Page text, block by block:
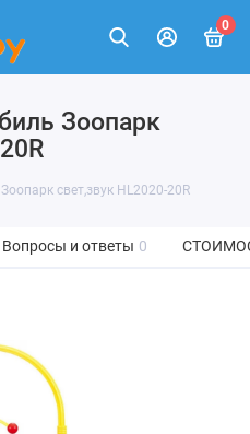
0
Зоопарк
свет,звук HL2020-20R
Вопросы и ответы 0